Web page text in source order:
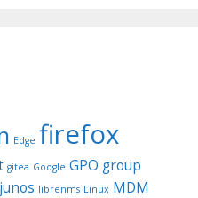
Edge firefox
gitea Google GPO group
junos librenms Linux MDM